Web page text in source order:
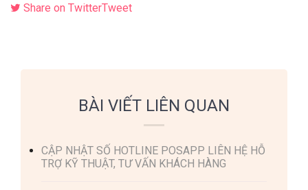
Share on TwitterTweet
BÀI VIẾT LIÊN QUAN
CẬP NHẬT SỐ HOTLINE POSAPP LIÊN HỆ HỖ
TRỢ KỸ THUẬT, TƯ VẤN KHÁCH HÀNG